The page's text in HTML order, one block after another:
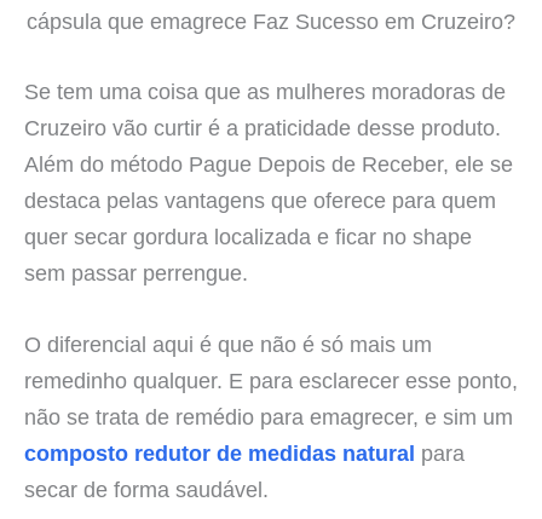
cápsula que emagrece Faz Sucesso em Cruzeiro?
Se tem uma coisa que as mulheres moradoras de
Cruzeiro vão curtir é a praticidade desse produto.
Além do método Pague Depois de Receber, ele se
destaca pelas vantagens que oferece para quem
quer secar gordura localizada e ficar no shape
sem passar perrengue.
O diferencial aqui é que não é só mais um
remedinho qualquer. E para esclarecer esse ponto,
não se trata de remédio para emagrecer, e sim um
composto redutor de medidas natural para
secar de forma saudável.